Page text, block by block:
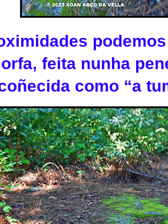
feita nunha
como “a